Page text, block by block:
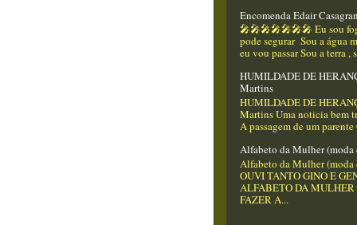
Encomenda Edair
🎤🎤🎤🎤🎤🎤🎤 Eu sou
pode segurar Sou a água
eu vou passar Sou a terra ,
HUMILDADE DE
Martins
HUMILDADE DE
Martins Uma noticia bem
A passagem de um
Alfabeto da Mulher
Alfabeto da Mulher
OUVI TANTO GINO E
ALFABETO DA
FAZER A...